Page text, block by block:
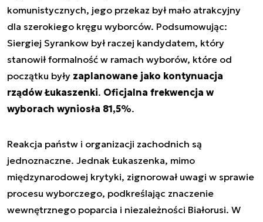
komunistycznych, jego przekaz był mało atrakcyjny
dla szerokiego kręgu wyborców. Podsumowując:
Siergiej Syrankow był raczej kandydatem, który
stanowił formalność w ramach wyborów, które od
początku były zaplanowane jako kontynuacja
rządów Łukaszenki. Oficjalna frekwencja w
wyborach wyniosła 81,5%.
Reakcja państw i organizacji zachodnich są
jednoznaczne. Jednak Łukaszenka, mimo
międzynarodowej krytyki, zignorował uwagi w sprawie
procesu wyborczego, podkreślając znaczenie
wewnętrznego poparcia i niezależności Białorusi. W